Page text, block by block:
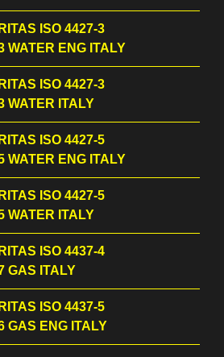
ISO 4427-3
WATER ENG ITALY
ISO 4427-3
WATER ITALY
ISO 4427-5
WATER ENG ITALY
ISO 4427-5
WATER ITALY
ISO 4437-4
GAS ITALY
ISO 4437-5
GAS ENG ITALY